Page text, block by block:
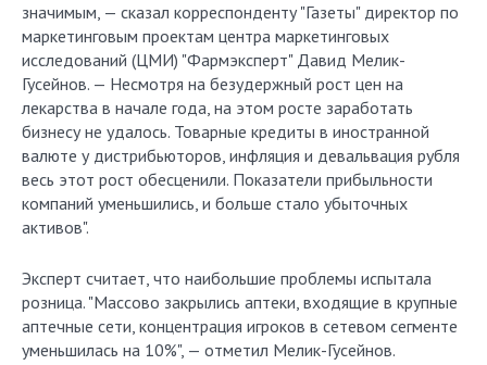
значимым, — сказал корреспонденту "Газеты" директор по
маркетинговым проектам центра маркетинговых
исследований (ЦМИ) "Фармэксперт" Давид Мелик-
Гусейнов. — Несмотря на безудержный рост цен на
лекарства в начале года, на этом росте заработать
бизнесу не удалось. Товарные кредиты в иностранной
валюте у дистрибьюторов, инфляция и девальвация рубля
весь этот рост обесценили. Показатели прибыльности
компаний уменьшились, и больше стало убыточных
активов".
Эксперт считает, что наибольшие проблемы испытала
розница. "Массово закрылись аптеки, входящие в крупные
аптечные сети, концентрация игроков в сетевом сегменте
уменьшилась на 10%", — отметил Мелик-Гусейнов.